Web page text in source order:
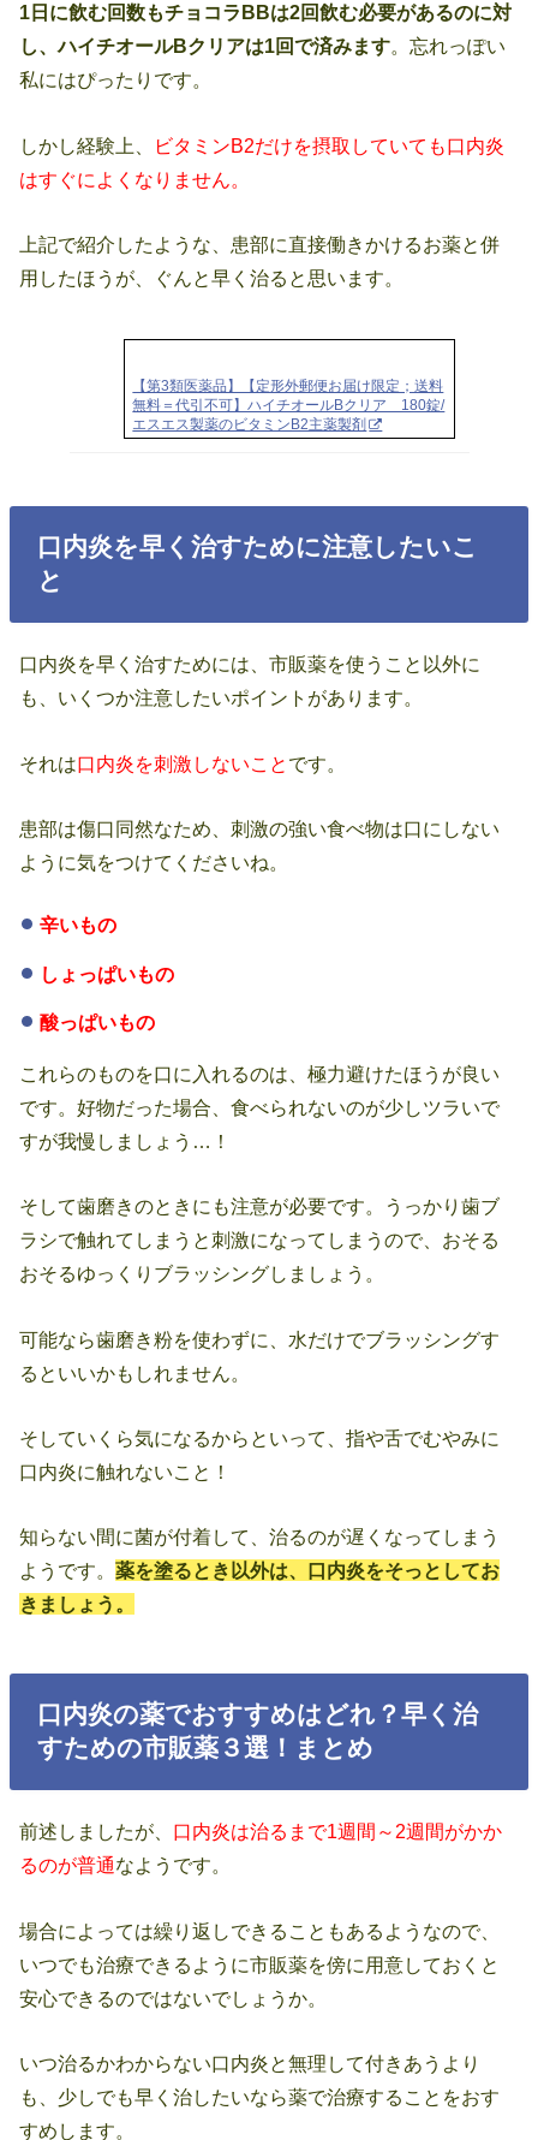
1日に飲む回数もチョコラBBは2回飲む必要があるのに対
し、ハイチオールBクリアは1回で済みます。忘れっぽい
私にはぴったりです。
しかし経験上、
ビタミンB2だけを摂取していても口内炎
はすぐによくなりません。
上記で紹介したような、患部に直接働きかけるお薬と併
用したほうが、ぐんと早く治ると思います。
【第3類医薬品】【定形外郵便お届け限定；送料
無料＝代引不可】ハイチオールBクリア 180錠/
エスエス製薬のビタミンB2主薬製剤
口内炎を早く治すために注意したいこ
と
口内炎を早く治すためには、市販薬を使うこと以外に
も、いくつか注意したいポイントがあります。
それは口内炎を刺激しないこと です。
患部は傷口同然なため、刺激の強い食べ物は口にしない
ように気をつけてくださいね。
辛いもの
しょっぱいもの
酸っぱいもの
これらのものを口に入れるのは、極力避けたほうが良い
です。好物だった場合、食べられないのが少しツラいで
すが我慢しましょう…！
そして歯磨きのときにも注意が必要です。うっかり歯ブ
ラシで触れてしまうと刺激になってしまうので、おそる
おそるゆっくりブラッシングしましょう。
可能なら歯磨き粉を使わずに、水だけでブラッシングす
るといいかもしれません。
そしていくら気になるからといって、指や舌でむやみに
口内炎に触れないこと！
知らない間に菌が付着して、治るのが遅くなってしまう
ようです。薬を塗るとき以外は、口内炎をそっとしてお
きましょう。
口内炎の薬でおすすめはどれ？早く治
すための市販薬３選！まとめ
前述しましたが、 口内炎は治るまで1週間～2週間がかか
るのが普通なようです。
場合によっては繰り返しできることもあるようなので、
いつでも治療できるように市販薬を傍に用意しておくと
安心できるのではないでしょうか。
いつ治るかわからない口内炎と無理して付きあうより
も、少しでも早く治したいなら薬で治療することをおす
すめします。